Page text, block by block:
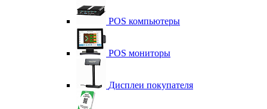
POS компьютеры
POS мониторы
Дисплеи покупателя